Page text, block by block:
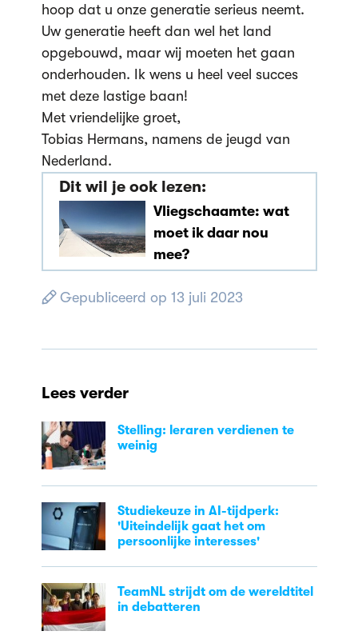
hoop dat u onze generatie serieus neemt.
Uw generatie heeft dan wel het land
opgebouwd, maar wij moeten het gaan
onderhouden. Ik wens u heel veel succes
met deze lastige baan!
Met vriendelijke groet,
Tobias Hermans, namens de jeugd van
Nederland.
Dit wil je ook lezen:
Vliegschaamte: wat
moet ik daar nou
mee?
Gepubliceerd op 13 juli 2023
Lees verder
Stelling: leraren verdienen te
weinig
Studiekeuze in AI-tijdperk:
'Uiteindelijk gaat het om
persoonlijke interesses'
TeamNL strijdt om de wereldtitel
in debatteren